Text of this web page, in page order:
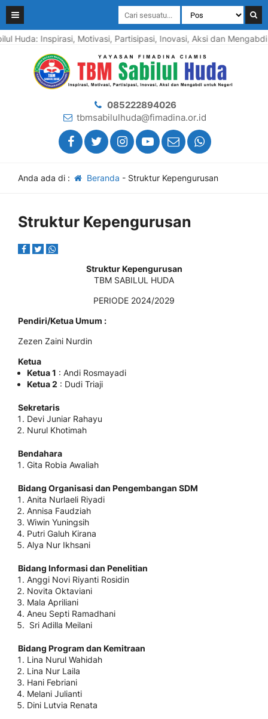
Huda: Inspirasi, Motivasi, Partisipasi, Inovasi, Aksi dan
085222894026
tbmsabilulhuda@fimadina.or.id
Anda ada di : Beranda - Struktur Kepengurusan
Struktur Kepengurusan
Struktur Kepengurusan
TBM SABILUL HUDA
PERIODE 2024/2029
Pendiri/Ketua Umum :
Zezen Zaini Nurdin
Ketua
Ketua 1 : Andi Rosmayadi
Ketua 2 : Dudi Triaji
Sekretaris
Devi Juniar Rahayu
Nurul Khotimah
Bendahara
Gita Robia Awaliah
Bidang Organisasi dan Pengembangan SDM
Anita Nurlaeli Riyadi
Annisa Faudziah
Wiwin Yuningsih
Putri Galuh Kirana
Alya Nur Ikhsani
Bidang Informasi dan Penelitian
Anggi Novi Riyanti Rosidin
Novita Oktaviani
Mala Apriliani
Aneu Septi Ramadhani
Sri Adilla Meilani
Bidang Program dan Kemitraan
Lina Nurul Wahidah
Lina Nur Laila
Hani Febriani
Melani Julianti
Dini Lutvia Renata